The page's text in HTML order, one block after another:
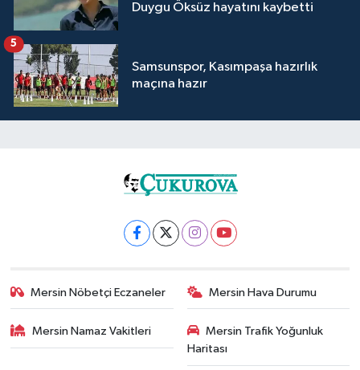
Duygu Öksüz hayatını kaybetti
Samsunspor, Kasımpaşa hazırlık
maçına hazır
5
Mersin Nöbetçi Eczaneler Mersin Hava Durumu
Mersin Namaz Vakitleri
Mersin Trafik Yoğunluk
Haritası